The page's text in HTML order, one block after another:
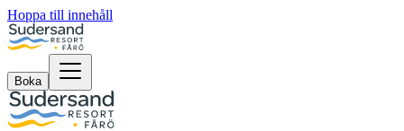
Hoppa till innehåll
Boka